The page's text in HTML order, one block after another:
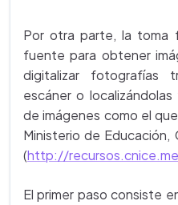
Por otra parte, la toma
fuente para obtener
digitalizar fotografías
escáner o
de imágenes como el
Ministerio de
(http://
El primer paso consiste